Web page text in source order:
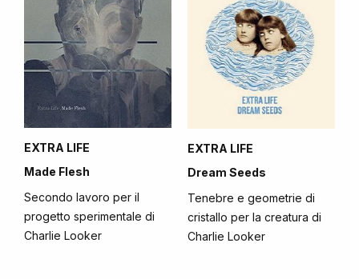
EXTRA LIFE
Made Flesh
Secondo lavoro per il
progetto sperimentale di
Charlie Looker
EXTRA LIFE
Dream Seeds
Tenebre e geometrie di
cristallo per la creatura di
Charlie Looker